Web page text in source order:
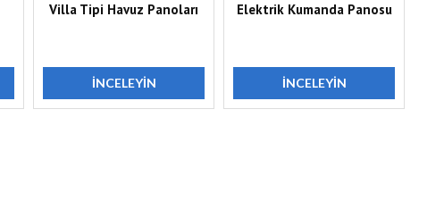
Villa Tipi Havuz Panoları
İNCELEYIN
Elektrik Kumanda Panosu
İNCELEYIN